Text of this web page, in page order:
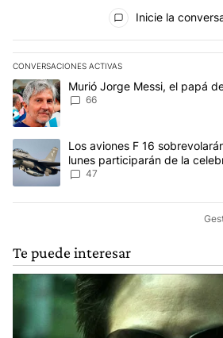
Todos los comentarios
Inicie la
CONVERSACIONES ACTIVAS
Este listado muestra los artículos con
Un artículo de tendencia con el título
Murió Jorge Messi, el papá
66
Un artículo de tendencia con el título
Los aviones F 16
lunes participarán de la
Aérea
47